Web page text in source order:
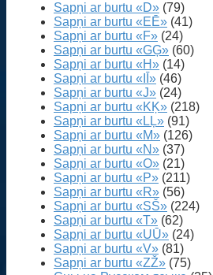
Sapņi ar burtu «D» (79)
Sapņi ar burtu «EĒ» (41)
Sapņi ar burtu «F» (24)
Sapņi ar burtu «GĢ» (60)
Sapņi ar burtu «H» (14)
Sapņi ar burtu «IĪ» (46)
Sapņi ar burtu «J» (24)
Sapņi ar burtu «KĶ» (218)
Sapņi ar burtu «LĻ» (91)
Sapņi ar burtu «M» (126)
Sapņi ar burtu «N» (37)
Sapņi ar burtu «O» (21)
Sapņi ar burtu «P» (211)
Sapņi ar burtu «R» (56)
Sapņi ar burtu «SŠ» (224)
Sapņi ar burtu «T» (62)
Sapņi ar burtu «UŪ» (24)
Sapņi ar burtu «V» (81)
Sapņi ar burtu «ZŽ» (75)